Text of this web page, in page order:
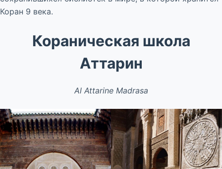
Коран 9 века.
Кораническая школа
Аттарин
Al Attarine Madrasa